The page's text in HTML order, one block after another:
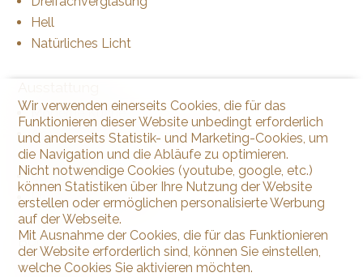
Hell
Natürliches Licht
Moderne Küche
Anschlüsse für Wasch-Trocken-Säule
Dusche
Badewanne
Photovoltaik-Paneele
Boden
Nach Wahl
Wir verwenden einerseits Cookies, die für das
Funktionieren dieser Website unbedingt erforderlich
und anderseits Statistik- und Marketing-Cookies, um
die Navigation und die Abläufe zu optimieren.
Nicht notwendige Cookies (youtube, google, etc.)
können Statistiken über Ihre Nutzung der Website
erstellen oder ermöglichen personalisierte Werbung
auf der Webseite.
Mit Ausnahme der Cookies, die für das Funktionieren
der Website erforderlich sind, können Sie einstellen,
welche Cookies Sie aktivieren möchten.